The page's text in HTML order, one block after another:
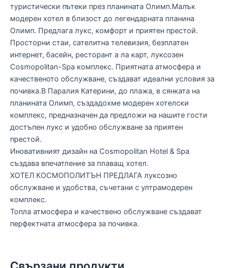
туристически пътеки през планината Олимп.Малък
модерен хотел в близост до легендарната планина
Олимп. Предлага лукс, комфорт и приятен престой.
Просторни стаи, сателитна телевизия, безплатен
интернет, басейн, ресторант а ла карт, луксозен
Cosmopolitan-Spa комплекс. Приятната атмосфера и
качественото обслужване, създават идеални условия за
почивка.В Паралия Катерини, до плажа, в сянката на
планината Олимп, създадохме модерен хотелски
комплекс, предназначен да предложи на нашите гости
достъпен лукс и удобно обслужване за приятен
престой.
Иновативният дизайн на Cosmopolitan Hotel & Spa
създава впечатление за плаващ хотел.
ХОТЕЛ КОСМОПОЛИТЪН ПРЕДЛАГА луксозно
обслужване и удобства, съчетани с ултрамодерен
комплекс.
Топла атмосфера и качествено обслужване създават
перфектната атмосфера за почивка.